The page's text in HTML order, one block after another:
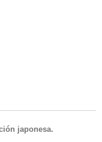
japonesa.